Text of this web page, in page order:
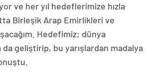
ve her yıl hedeflerimize hızla
Birleşik Arap Emirlikleri ve
Hedefimiz; dünya
da geliştirip, bu yarışlardan madalya